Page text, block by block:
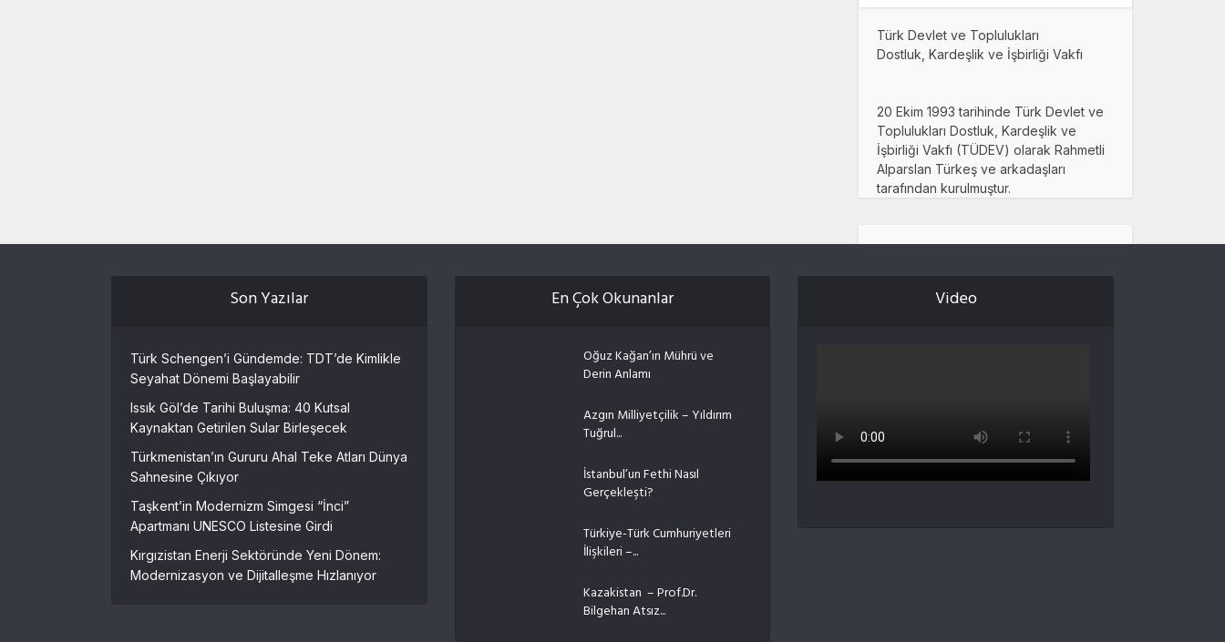
Türk Devlet ve Toplulukları
Dostluk, Kardeşlik ve İşbirliği Vakfı
20 Ekim 1993 tarihinde Türk Devlet ve
Toplulukları Dostluk, Kardeşlik ve
İşbirliği Vakfı (TÜDEV) olarak Rahmetli
Alparslan Türkeş ve arkadaşları
tarafından kurulmuştur.
Son Yazılar
Türk Schengen’i Gündemde: TDT’de Kimlikle
Seyahat Dönemi Başlayabilir
Issık Göl’de Tarihi Buluşma: 40 Kutsal
Kaynaktan Getirilen Sular Birleşecek
Türkmenistan’ın Gururu Ahal Teke Atları Dünya
Sahnesine Çıkıyor
Taşkent’in Modernizm Simgesi “İnci”
Apartmanı UNESCO Listesine Girdi
Kırgızistan Enerji Sektöründe Yeni Dönem:
Modernizasyon ve Dijitalleşme Hızlanıyor
En Çok Okunanlar
Oğuz Kağan’ın Mührü ve
Derin Anlamı
Azgın Milliyetçilik – Yıldırım
Tuğrul...
İstanbul’un Fethi Nasıl
Gerçekleşti?
Türkiye-Türk Cumhuriyetleri
İlişkileri –...
Kazakistan – Prof.Dr.
Bilgehan Atsız...
Video